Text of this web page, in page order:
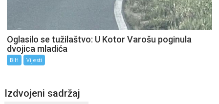
Oglasilo se tužilaštvo: U Kotor Varošu poginula
dvojica mladića
BiH Vijesti
Izdvojeni sadržaj